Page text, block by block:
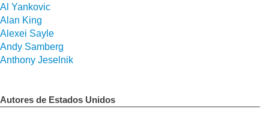
Al Yankovic
Alan King
Alexei Sayle
Andy Samberg
Anthony Jeselnik
Autores de Estados Unidos